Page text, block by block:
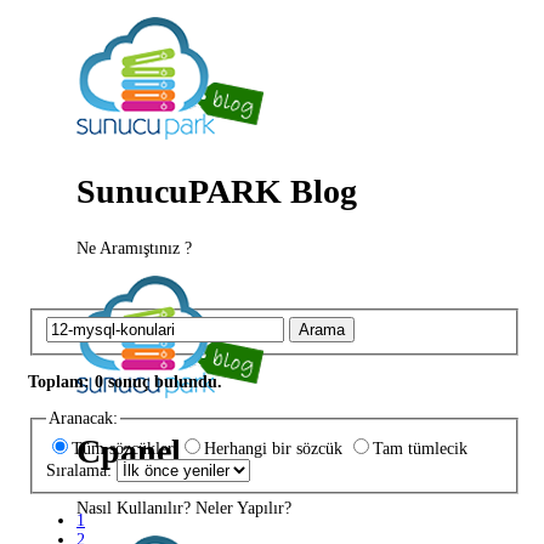
SunucuPARK Blog
Ne Aramıştınız ?
Cpanel
Nasıl Kullanılır? Neler Yapılır?
Arama
Toplam: 0 sonuç bulundu.
Aranacak:
Tüm sözcükler
Herhangi bir sözcük
Tam tümlecik
Sıralama:
1
2